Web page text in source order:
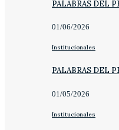
PALABRAS DEL
01/06/2026
Institucionales
PALABRAS DEL
01/05/2026
Institucionales